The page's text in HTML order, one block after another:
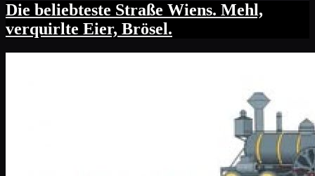
Die beliebteste Straße Wiens. Mehl,
verquirlte Eier, Brösel.